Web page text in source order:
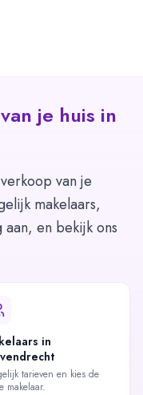
je huis in
van je
makelaars,
en bekijk ons
in
tarieven en kies de
makelaar.